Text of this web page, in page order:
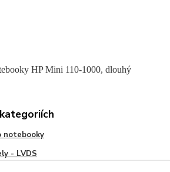
HP Mini 110-1000, dlouhý
notebooky
- LVDS